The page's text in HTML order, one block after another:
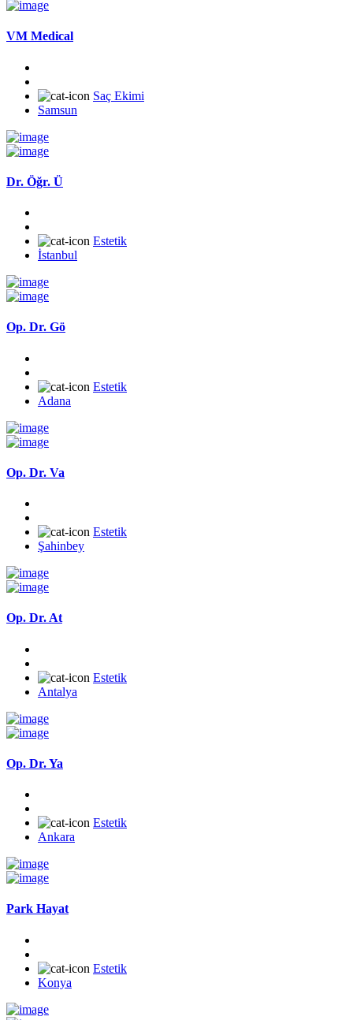
VM Medical
Saç Ekimi
Samsun
Dr. Öğr. Ü
Estetik
İstanbul
Op. Dr. Gö
Estetik
Adana
Op. Dr. Va
Estetik
Şahinbey
Op. Dr. At
Estetik
Antalya
Op. Dr. Ya
Estetik
Ankara
Park Hayat
Estetik
Konya